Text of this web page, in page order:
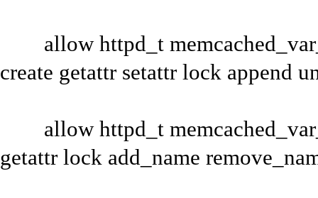
allow httpd_t
create getattr setattr lock append
allow httpd_t
getattr lock add_name